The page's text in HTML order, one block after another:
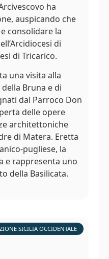
ha
auspicando che
consolidare la
di
di Tricarico.
una visita alla
Bruna e di
dal Parroco Don
delle opere
architettoniche
di Matera. Eretta
pugliese, la
e rappresenta uno
della Basilicata.
SICILIA OCCIDENTALE